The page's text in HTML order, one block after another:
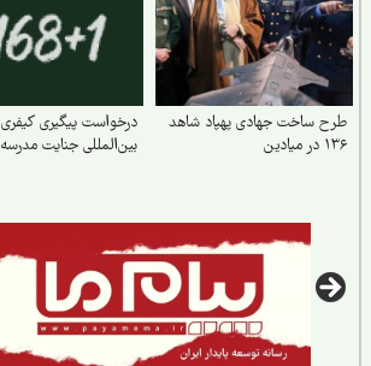
ساخت جهادی پهپاد شاهد
درخواست پیگیری کیفری
بین‌المللی جنایت مدرسه میناب